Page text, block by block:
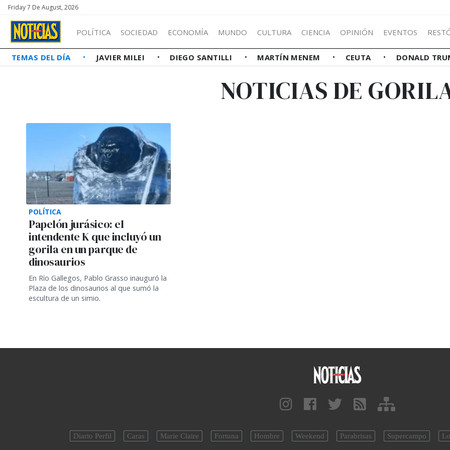
Friday 7 De August, 2026
POLÍTICA SOCIEDAD ECONOMÍA MUNDO CULTURA CIENCIA OPINIÓN EVENTOS
TEMAS DEL DÍA JAVIER MILEI DIEGO SANTILLI MARTÍN MENEM CEUTA DONALD
NOTICIAS DE
POLÍTICA
Papelón jurásico: el
intendente K que incluyó un
gorila en un parque de
dinosaurios
En Río Gallegos, Pablo Grasso inauguró la
Plaza de los dinosaurios al que sumó la
escultura de un simio.
Diario Perfil Caras Marie Claire Fortuna Hombre Weekend Parabrisas Supercampo